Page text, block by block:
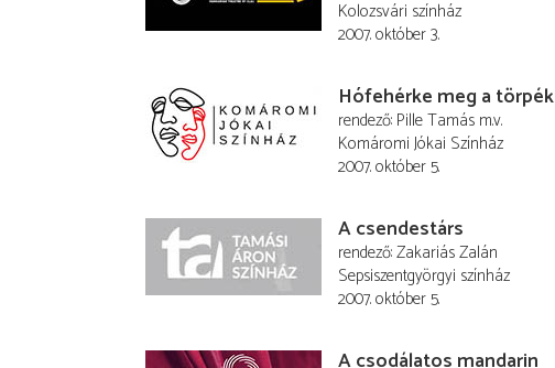
Kolozsvári színház
2007. október 3.
Hófehérke meg a törpék
rendező Pille Tamás m.v.
Komáromi Jókai Színház
2007. október 5.
A csendestárs
rendező Zakariás Zalán
Sepsiszentgyörgyi színház
2007. október 5.
A csodálatos mandarin